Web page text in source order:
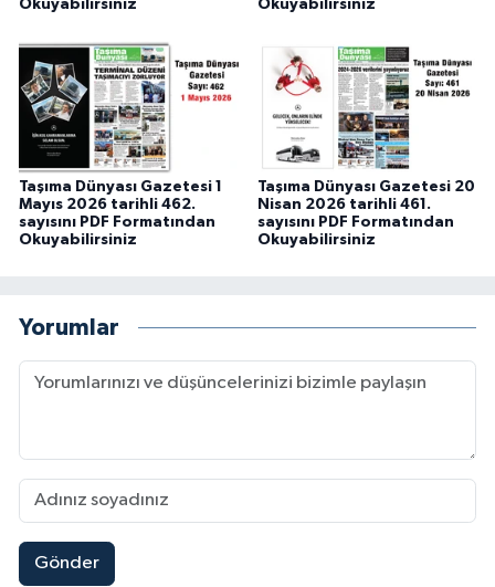
Okuyabilirsiniz
Okuyabilirsiniz
Taşıma Dünyası Gazetesi 1
Mayıs 2026 tarihli 462.
sayısını PDF Formatından
Okuyabilirsiniz
Taşıma Dünyası Gazetesi 20
Nisan 2026 tarihli 461.
sayısını PDF Formatından
Okuyabilirsiniz
Yorumlar
Gönder